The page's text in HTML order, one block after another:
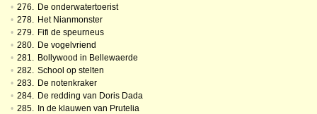
• 276. De onderwatertoerist
• 278. Het Nianmonster
• 279. Fifi de speurneus
• 280. De vogelvriend
• 281. Bollywood in Bellewaerde
• 282. School op stelten
• 283. De notenkraker
• 284. De redding van Doris Dada
• 285. In de klauwen van Prutelia